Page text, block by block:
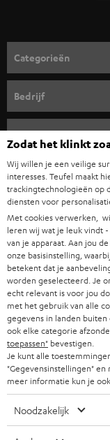
o
r
n
i
e
u
w
s
b
r
i
e
f
Categorieën
COMPLETE SYSTEMEN
SOUNDBARS
HIFI-SPEAKERS
SMART HOME
BLUETOOTH
KOPTELEFOONS
BLUETOOTH
COMPLETE SETS
SPEAKERS
ULTIMA
IN-EAR
Bedrijf
CARRIÈRE
PERS & MARKETING
B2B
PARTNERPROGRAMMA
BLOG
NEWSLETTER
STORES
TEUFEL VOORDELEN
TEUFEL STORY
Teufel online shops
DUITSLAND
OOSTENRIJK
ZWITSERLAND
NEDERLAND
BELGIË
FRANKRIJK
POLEN
Zodat het klinkt
Wij willen je een veilige
interesses. Teufel maakt
trackingtechnologieën op
diensten voor
Met cookies verwerken,
leren wij wat je leuk vindt
van je apparaat. Aan jou
onze basisinstelling,
betekent dat je
worden geselecteerd. Je
echt relevant is voor jou
met het gebruik van alle
gegevens in landen
ook elke categorie
toepassen" bevestigen.
Je kunt alle
"Gegevensinstellingen"
meer informatie kun je
Noodzakelijk